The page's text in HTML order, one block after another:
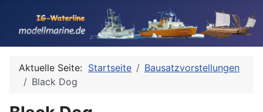
Aktuelle Seite: Startseite
Bausatzvorstellungen
Black Dog